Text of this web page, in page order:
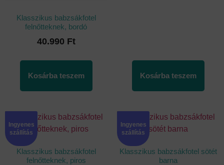
Klasszikus babzsákfotel
felnőtteknek, bordó
40.990 Ft
Kosárba teszem Kosárba teszem
Ingyenes
szállítás
Klasszikus babzsákfotel
felnőtteknek, piros
Ingyenes
szállítás
Klasszikus babzsákfotel sötét
barna